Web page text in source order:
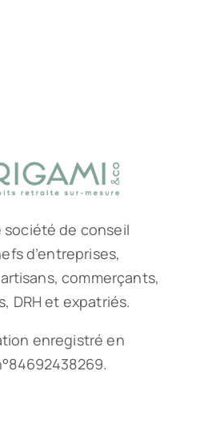
société de conseil
d’entreprises,
commerçants,
DRH et expatriés.
enregistré en